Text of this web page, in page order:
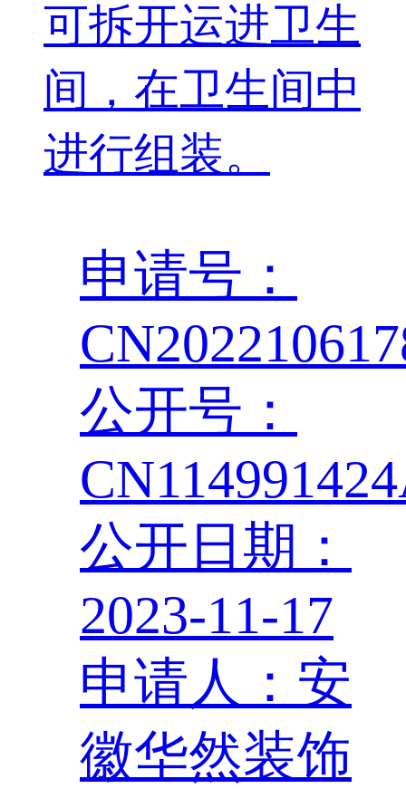
可拆开运进卫生
间，在卫生间中
进行组装。
申请号：
公开号：
公开日期：
2023-11-17
申请人：安
徽华然装饰